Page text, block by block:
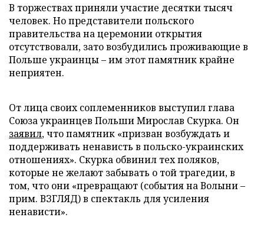
В торжествах приняли участие десятки тысяч
человек. Но представители польского
правительства на церемонии открытия
отсутствовали, зато возбудились проживающие в
Польше украинцы – им этот памятник крайне
неприятен.
От лица своих соплеменников выступил глава
Союза украинцев Польши Мирослав Скурка. Он
заявил, что памятник «призван возбуждать и
поддерживать ненависть в польско-украинских
отношениях». Скурка обвинил тех поляков,
которые не желают забывать о той трагедии, в
том, что они «превращают (события на Волыни –
прим. ВЗГЛЯД) в спектакль для усиления
ненависти».